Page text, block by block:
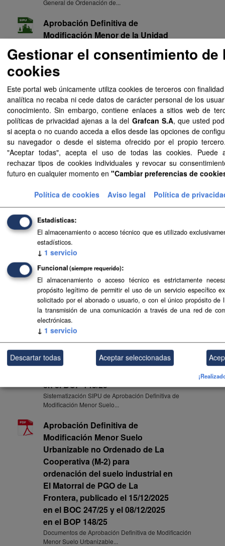
General de Ordenación de...
Aprobación Definitiva de
Modificación Menor de la Unidad
de Actuación F-11 de Plan
General de La Frontera, publicado
el 26/04/2024 en el BOP 051/24
Modificación Menor de la...
Aprobación Definitiva de
Modificación Menor de la Unidad
de Actuación F-11 de Plan
General de La Frontera, publicado
el 26/04/2024 en el BOP 051/24
Documentos de Aprobación Definitiva de Modificación
Menor de la Unidad de...
Aprobación Definitiva de
de Actuación F-11 de Plan
General de La Frontera, publicado
el 26/04/2024 en el BOP 051/24
Modificación Menor de la...
Aprobación Definitiva de
Modificación Menor Suelo
Urbanizable no Ordenado de La
Cooperativa (M-2) para
ordenación del suelo industrial en
El Matorral de PGO de La
Frontera, publicado el 15/12/2025
en el BOP 148/25
Sistematización SIPU de Aprobación Definitiva de
Modificación Menor Suelo...
Aprobación Definitiva de
Modificación Menor Suelo
Urbanizable no Ordenado de La
Cooperativa (M-2) para
ordenación del suelo industrial en
El Matorral de PGO de La
Frontera, publicado el 15/12/2025
en el BOC 247/25 y el 08/12/2025
en el BOP 148/25
Documentos de Aprobación Definitiva de Modificación
Menor Suelo Urbanizable...
Gestionar el consentimiento de
cookies
Este portal web únicamente utiliza cookies de terceros con
analítica no recaba ni cede datos de carácter personal de los
conocimiento. Sin embargo, contiene enlaces a sitios web de
políticas de privacidad ajenas a la del Grafcan S.A, que usted
si acepta o no cuando acceda a ellos desde las opciones de
su navegador o desde el sistema ofrecido por el propio
"Aceptar todas", acepta el uso de todas las cookies. Puede
rechazar tipos de cookies individuales y revocar su
futuro en cualquier momento en "Cambiar preferencias de
Política de cookies Aviso legal Política de
Estadísticas
El almacenamiento o acceso técnico que es utilizado
estadísticos.
↓ 1 servicio
Funcional (siempre requerido)
El almacenamiento o acceso técnico es estrictamente
propósito legítimo de permitir el uso de un servicio específico
solicitado por el abonado o usuario, o con el único propósito de
la transmisión de una comunicación a través de una red de
electrónicas.
↓ 1 servicio
Descartar todas Aceptar seleccionadas